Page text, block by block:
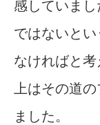
感していま
ではないと
なければと
上はその道
ました。